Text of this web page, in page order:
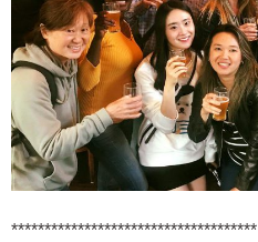
*************************************